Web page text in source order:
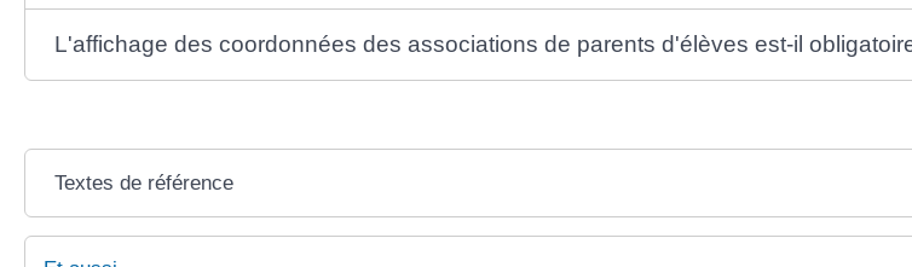
L'affichage des coordonnées des associations de parents d'élèves est-il
Textes de référence